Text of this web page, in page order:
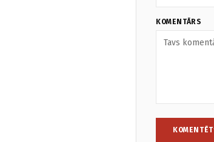
KOMENTĀRS
KOMENTĒT